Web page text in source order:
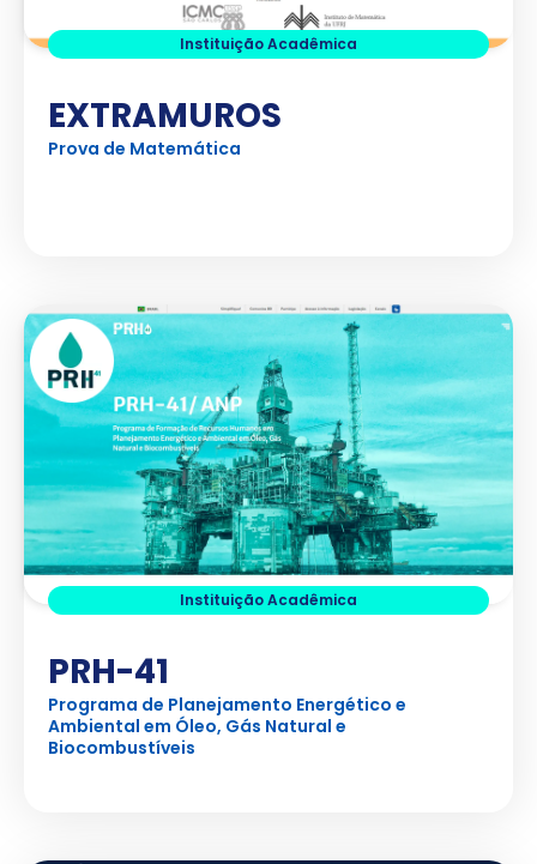
Instituição Acadêmica
EXTRAMUROS
Prova de Matemática
Instituição Acadêmica
PRH-41
Programa de Planejamento Energético e
Ambiental em Óleo, Gás Natural e
Biocombustíveis